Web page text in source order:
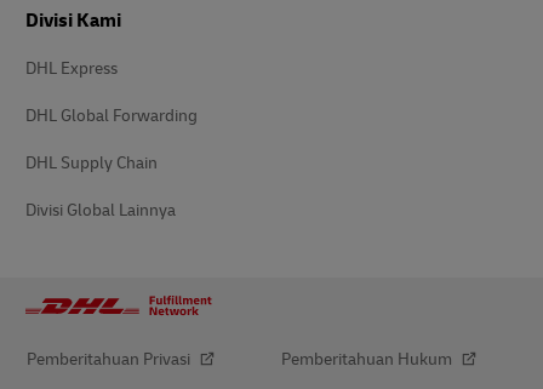
Divisi Kami
DHL Express
DHL Global Forwarding
DHL Supply Chain
Divisi Global Lainnya
Pemberitahuan Privasi Pemberitahuan Hukum